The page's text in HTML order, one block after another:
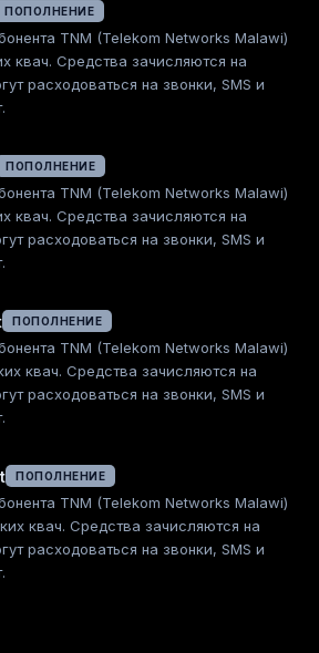
ПОПОЛНЕНИЕ
TNM (Telekom Networks Malawi)
квач. Средства зачисляются на
расходоваться на звонки, SMS и
ПОПОЛНЕНИЕ
TNM (Telekom Networks Malawi)
квач. Средства зачисляются на
расходоваться на звонки, SMS и
ПОПОЛНЕНИЕ
TNM (Telekom Networks Malawi)
квач. Средства зачисляются на
расходоваться на звонки, SMS и
ПОПОЛНЕНИЕ
TNM (Telekom Networks Malawi)
квач. Средства зачисляются на
расходоваться на звонки, SMS и